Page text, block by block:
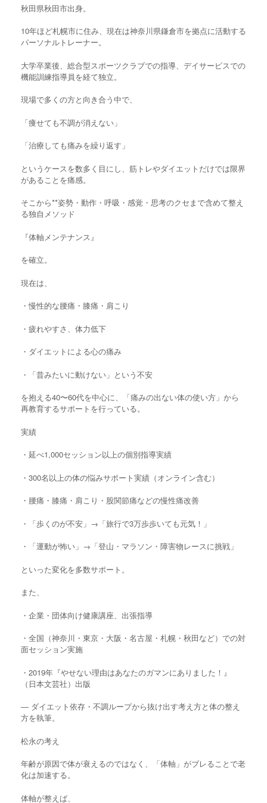
秋田県秋田市出身。
10年ほど札幌市に住み、現在は神奈川県鎌倉市を拠点に活動する
パーソナルトレーナー。
大学卒業後、総合型スポーツクラブでの指導、デイサービスでの
機能訓練指導員を経て独立。
現場で多くの方と向き合う中で、
「痩せても不調が消えない」
「治療しても痛みを繰り返す」
というケースを数多く目にし、筋トレやダイエットだけでは限界
があることを痛感。
そこから**姿勢・動作・呼吸・感覚・思考のクセまで含めて整え
る独自メソッド
『体軸メンテナンス』
を確立。
現在は、
・慢性的な腰痛・膝痛・肩こり
・疲れやすさ、体力低下
・ダイエットによる心の痛み
・「昔みたいに動けない」という不安
を抱える40〜60代を中心に、「痛みの出ない体の使い方」から
再教育するサポートを行っている。
実績
・延べ1,000セッション以上の個別指導実績
・300名以上の体の悩みサポート実績（オンライン含む）
・腰痛・膝痛・肩こり・股関節痛などの慢性痛改善
・「歩くのが不安」→「旅行で3万歩歩いても元気！」
・「運動が怖い」→「登山・マラソン・障害物レースに挑戦」
といった変化を多数サポート。
また、
・企業・団体向け健康講座、出張指導
・全国（神奈川・東京・大阪・名古屋・札幌・秋田など）での対
面セッション実施
・2019年『やせない理由はあなたのガマンにありました！』
（日本文芸社）出版
― ダイエット依存・不調ループから抜け出す考え方と体の整え
方を執筆。
松永の考え
年齢が原因で体が衰えるのではなく、「体軸」がブレることで老
化は加速する。
体軸が整えば、